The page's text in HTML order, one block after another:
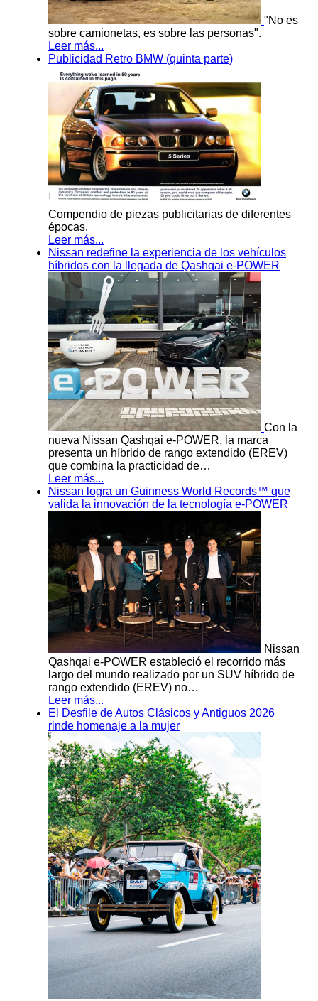
"No es
sobre camionetas, es sobre las personas".
Leer más...
Publicidad Retro BMW (quinta parte)
Compendio de piezas publicitarias de diferentes
épocas.
Leer más...
Nissan redefine la experiencia de los vehículos
híbridos con la llegada de Qashqai e-POWER
Con la
nueva Nissan Qashqai e-POWER, la marca
presenta un híbrido de rango extendido (EREV)
que combina la practicidad de…
Leer más...
Nissan logra un Guinness World Records™ que
valida la innovación de la tecnología e-POWER
Nissan
Qashqai e-POWER estableció el recorrido más
largo del mundo realizado por un SUV híbrido de
rango extendido (EREV) no…
Leer más...
El Desfile de Autos Clásicos y Antiguos 2026
rinde homenaje a la mujer